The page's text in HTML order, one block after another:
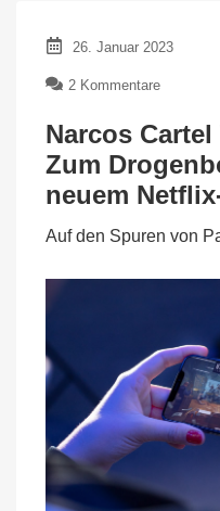
26. Januar 2023
2 Kommentare
Cartel
Wars
Zum
werden
Narcos
Zum
neuem
Auf den Spuren von